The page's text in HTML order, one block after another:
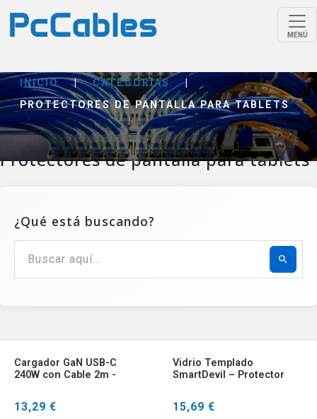
MENÚ
INICIO | CATEGORÍAS
|
PROTECTORES DE PANTALLA PARA TABLETS
Protectores de pantalla para tablets
¿Qué está buscando?
Cargador GaN USB-C
240W con Cable 2m -
13,29 €
Vidrio Templado
SmartDevil – Protector
15,69 €